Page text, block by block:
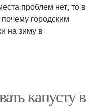
проблем нет, то в
городским
на зиму в
капусту в